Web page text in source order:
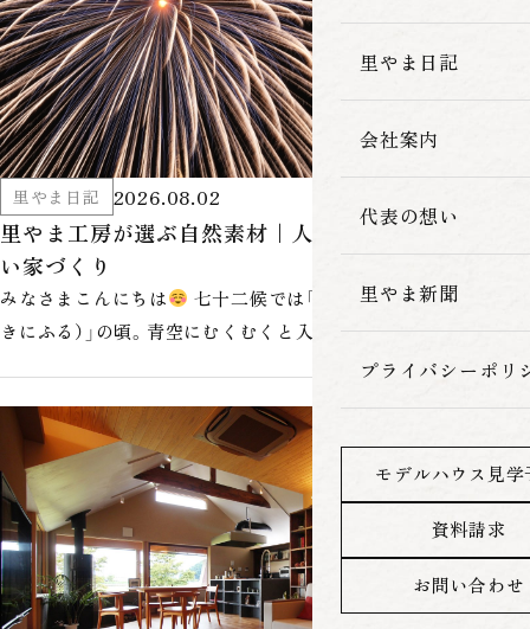
里やま日記
会社案内
代表の想い
里やま新聞
プライバシーポリ
モデルハウス見学
資料請求
お問い合わせ
里やま日記 2026.08.02
里やま工房が選ぶ自然素材｜人にも地球にもやさし
い家づくり
みなさまこんにちは
七十二候では「大雨時行（たいうときど
きにふる）」の頃。青空にむくむくと入道雲が育ち、時折激しい夕